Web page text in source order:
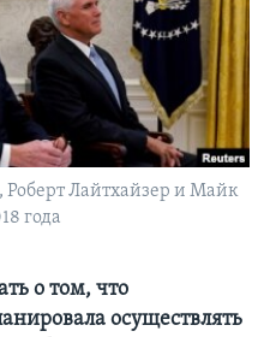
Лайтхайзер и Майк
года
о том, что
осуществлять